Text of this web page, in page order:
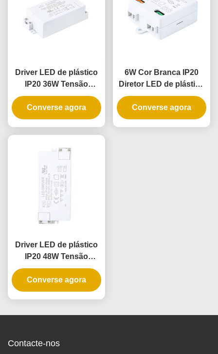
Driver LED de plástico
IP20 36W Tensão
Constante para
Aplicações de
Iluminação Interna
Converse agora
6W Cor Branca IP20
Diretor LED de plástico
com tensão constante
para iluminação interna
Converse agora
Driver LED de plástico
IP20 48W Tensão
Constante
Converse agora
Contacte-nos